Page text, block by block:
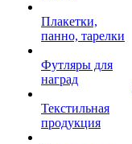
Плакетки,
панно, тарелки
Футляры для
наград
Текстильная
продукция